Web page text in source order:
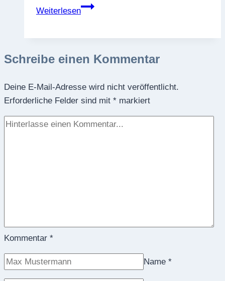
Weiterlesen
„Hilft
Mediation
Supervision
oder…?“
Gute
Verfahrensentscheidungen
Schreibe einen Kommentar
Deine E-Mail-Adresse wird nicht veröffentlicht.
Erforderliche Felder sind mit * markiert
Kommentar *
Name *